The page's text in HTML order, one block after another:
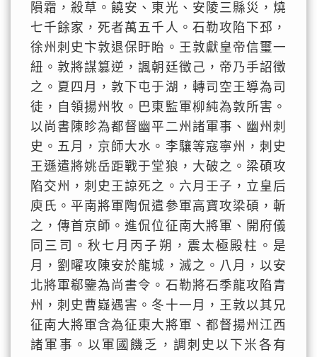
隕霜，殺草。饒安、東光、安陵三縣災，燒
七千餘家，死者萬五千人。石勒攻陷下邳，
徐州刺史卞敦退保盱眙。王敦獻皇帝信璽一
紐。敦將謀篡逆，諷朝廷徵己，帝乃手詔徵
之。夏四月，敦下屯于湖，轉司空王導為司
徒，自領揚州牧。巴東監軍柳純為敦所害。
以尚書陳眕為都督幽平二州諸軍事、幽州刺
史。五月，京師大水。李驤等寇寧州，刺史
王遜遣將姚岳距戰于堂狼，大破之。梁碩攻
陷交州，刺史王諒死之。六月壬子，立皇后
庾氏。平南將軍陶侃遣參軍高寶攻梁碩，斬
之，傳首京師。進侃位征南大將軍、開府儀
同三司。秋七月丙子朔，震太極殿柱。是
月，劉曜攻陳安於龍城，滅之。八月，以安
北將軍郗鑒為尚書令。石勒將石季龍攻陷青
州，刺史曹嶷遇害。冬十一月，王敦以其兄
征南大將軍含為征東大將軍、都督揚州江西
諸軍事。以軍國饑乏，調刺史以下米各有